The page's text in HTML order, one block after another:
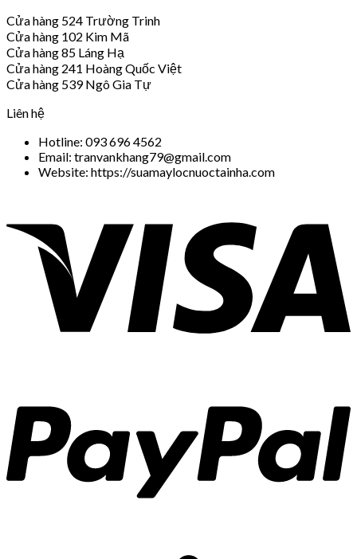
Cửa hàng 524 Trường Trinh
Cửa hàng 102 Kim Mã
Cửa hàng 85 Láng Hạ
Cửa hàng 241 Hoàng Quốc Việt
Cửa hàng 539 Ngô Gia Tự
Liên hệ
Hotline: 093 696 4562
Email: tranvankhang79@gmail.com
Website: https://suamaylocnuoctainha.com